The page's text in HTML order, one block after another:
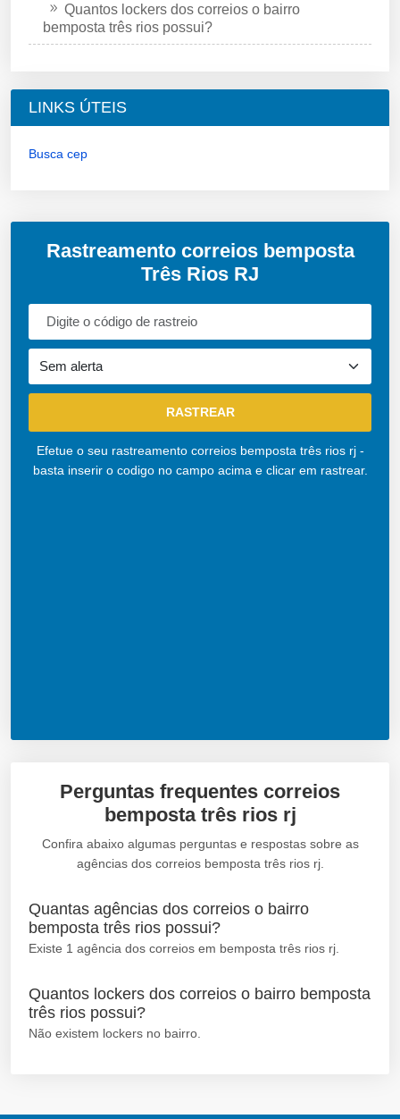
Quantos lockers dos correios o bairro
bemposta três rios possui?
LINKS ÚTEIS
Busca cep
Rastreamento correios bemposta
Três Rios RJ
Efetue o seu rastreamento correios bemposta três rios rj -
basta inserir o codigo no campo acima e clicar em rastrear.
Perguntas frequentes correios
bemposta três rios rj
Confira abaixo algumas perguntas e respostas sobre as
agências dos correios bemposta três rios rj.
Quantas agências dos correios o bairro
bemposta três rios possui?
Existe 1 agência dos correios em bemposta três rios rj.
Quantos lockers dos correios o bairro bemposta
três rios possui?
Não existem lockers no bairro.